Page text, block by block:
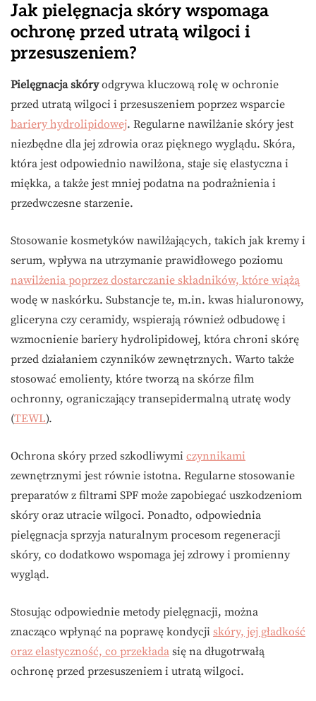
Jak pielęgnacja skóry wspomaga
ochronę przed utratą wilgoci i
przesuszeniem?
Pielęgnacja skóryodgrywa kluczową rolę w ochronie
przed utratą wilgoci i przesuszeniem poprzez wsparcie
bariery hydrolipidowej. Regularne nawilżanie skóry jest
niezbędne dla jej zdrowia oraz pięknego wyglądu. Skóra,
która jest odpowiednio nawilżona, staje się elastyczna i
miękka, a także jest mniej podatna na podrażnienia i
przedwczesne starzenie.
Stosowanie kosmetyków nawilżających, takich jak kremy i
serum, wpływa na utrzymanie prawidłowego poziomu
nawilżenia poprzez dostarczanie składników, które wiążą
wodę w naskórku. Substancje te, m.in. kwas hialuronowy,
gliceryna czy ceramidy, wspierają również odbudowę i
wzmocnienie bariery hydrolipidowej, która chroni skórę
przed działaniem czynników zewnętrznych. Warto także
stosować emolienty, które tworzą na skórze film
ochronny, ograniczający transepidermalną utratę wody
(TEWL).
Ochrona skóry przed szkodliwymi czynnikami
zewnętrznymi jest równie istotna. Regularne stosowanie
preparatów z filtrami SPF może zapobiegać uszkodzeniom
skóry oraz utracie wilgoci. Ponadto, odpowiednia
pielęgnacja sprzyja naturalnym procesom regeneracji
skóry, co dodatkowo wspomaga jej zdrowy i promienny
wygląd.
Stosując odpowiednie metody pielęgnacji, można
znacząco wpłynąć na poprawę kondycji skóry, jej gładkość
oraz elastyczność, co przekłada się na długotrwałą
ochronę przed przesuszeniem i utratą wilgoci.